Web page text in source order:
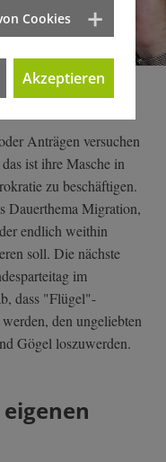
Anträgen versuchen
ist ihre Masche in
zu beschäftigen.
Dauerthema Migration,
endlich weithin
soll. Die nächste
im
dass "Flügel"-
den ungeliebten
Gögel loszuwerden.
Cookies
Akzeptieren